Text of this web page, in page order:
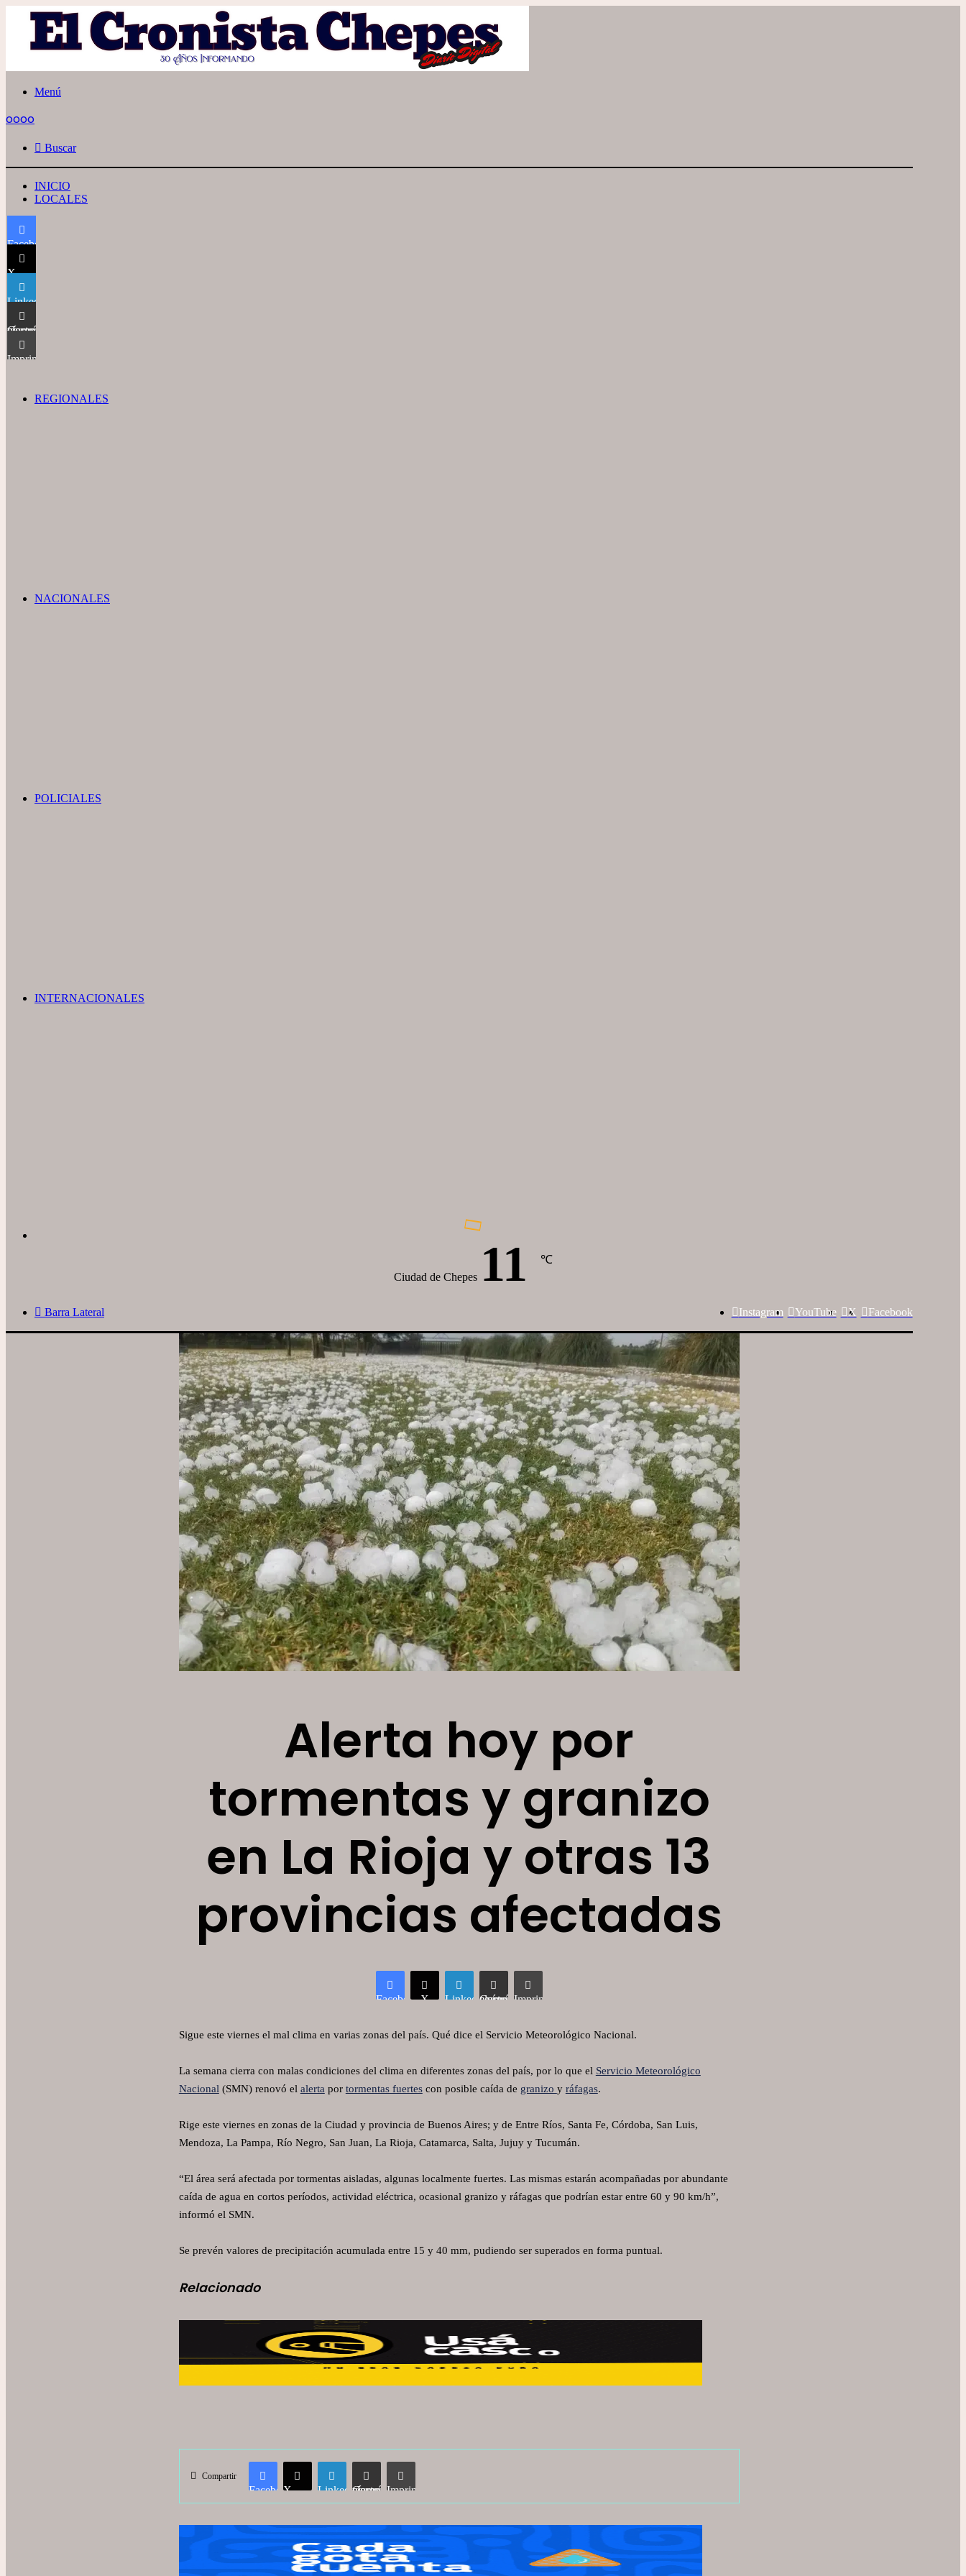
Menú
oooo
Buscar
INICIO
LOCALES
REGIONALES
NACIONALES
POLICIALES
INTERNACIONALES
Ciudad de Chepes 11 ℃
Facebook
X
YouTube
Instagram
Barra Lateral
Alerta hoy por
tormentas y granizo
en La Rioja y otras 13
provincias afectadas
FacebookX LinkedInCompartir vía correo electrónicoImprimir
Sigue este viernes el mal clima en varias zonas del país. Qué dice el Servicio Meteorológico Nacional.
La semana cierra con malas condiciones del clima en diferentes zonas del país, por lo que el Servicio Meteorológico
Nacional (SMN) renovó el alerta por tormentas fuertescon posible caída de granizo y ráfagas.
Rige este viernes en zonas de la Ciudad y provincia de Buenos Aires; y de Entre Ríos, Santa Fe, Córdoba, San Luis,
Mendoza, La Pampa, Río Negro, San Juan, La Rioja, Catamarca, Salta, Jujuy y Tucumán.
“El área será afectada por tormentas aisladas, algunas localmente fuertes. Las mismas estarán acompañadas por abundante
caída de agua en cortos períodos, actividad eléctrica, ocasional granizo y ráfagas que podrían estar entre 60 y 90 km/h”,
informó el SMN.
Se prevén valores de precipitación acumulada entre 15 y 40 mm, pudiendo ser superados en forma puntual.
Relacionado
Compartir
Facebook
X LinkedInCompartir vía correo electrónicoImprimir
Facebook
X
LinkedIn
Compartir vía correo electrónico
Imprimir